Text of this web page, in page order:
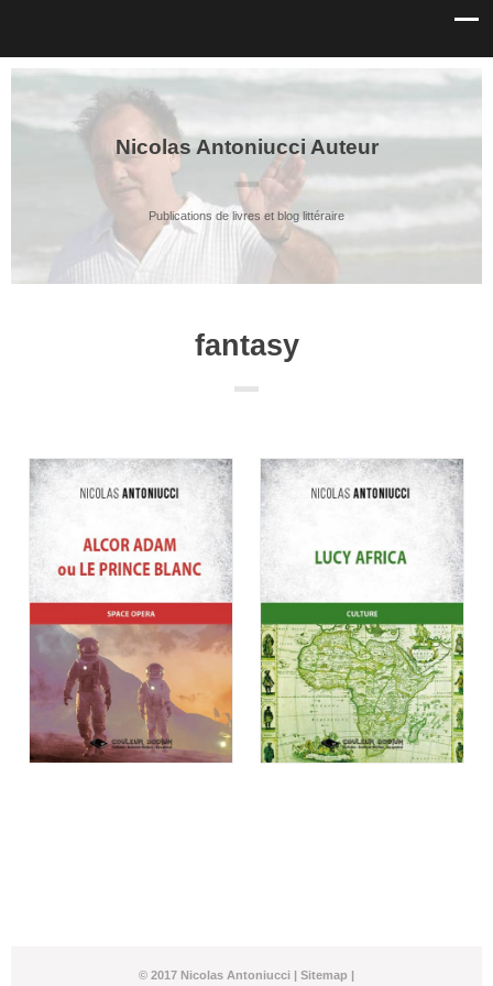
Nicolas Antoniucci Auteur
Publications de livres et blog littéraire
fantasy
© 2017 Nicolas Antoniucci | Sitemap |